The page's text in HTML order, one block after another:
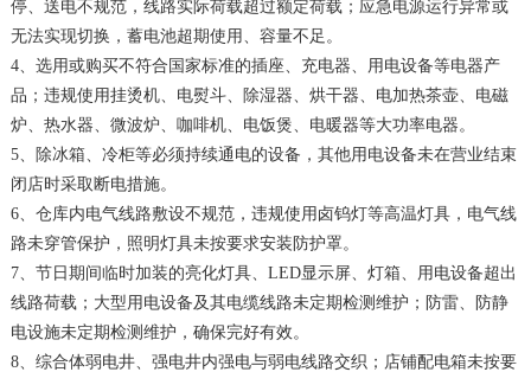
停、送电不规范，线路实际荷载超过额定荷载；应急电源运行异常或
无法实现切换，蓄电池超期使用、容量不足。
4、选用或购买不符合国家标准的插座、充电器、用电设备等电器产
品；违规使用挂烫机、电熨斗、除湿器、烘干器、电加热茶壶、电磁
炉、热水器、微波炉、咖啡机、电饭煲、电暖器等大功率电器。
5、除冰箱、冷柜等必须持续通电的设备，其他用电设备未在营业结束
闭店时采取断电措施。
6、仓库内电气线路敷设不规范，违规使用卤钨灯等高温灯具，电气线
路未穿管保护，照明灯具未按要求安装防护罩。
7、节日期间临时加装的亮化灯具、LED显示屏、灯箱、用电设备超出
线路荷载；大型用电设备及其电缆线路未定期检测维护；防雷、防静
电设施未定期检测维护，确保完好有效。
8、综合体弱电井、强电井内强电与弱电线路交织；店铺配电箱未按要